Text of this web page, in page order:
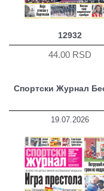
12932
44.00 RSD
Спортски Журнал
19.07.2026